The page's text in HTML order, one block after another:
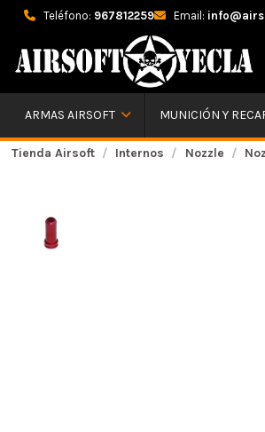
Teléfono: 967812259 Email:
ARMAS AIRSOFT MUNICIÓN Y
Tienda Airsoft Internos Nozzle